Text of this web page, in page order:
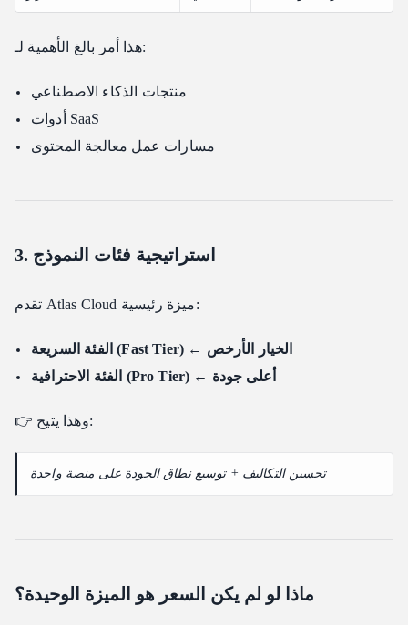
هذا أمر بالغ الأهمية لـ:
منتجات الذكاء الاصطناعي
أدوات SaaS
مسارات عمل معالجة المحتوى
3. استراتيجية فئات النموذج
تقدم Atlas Cloud ميزة رئيسية:
الفئة السريعة (Fast Tier) ← الخيار الأرخص
الفئة الاحترافية (Pro Tier) ← أعلى جودة
👉 وهذا يتيح:
تحسين التكاليف + توسيع نطاق الجودة على منصة واحدة
ماذا لو لم يكن السعر هو الميزة الوحيدة؟